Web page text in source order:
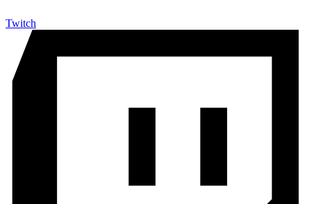
Twitch